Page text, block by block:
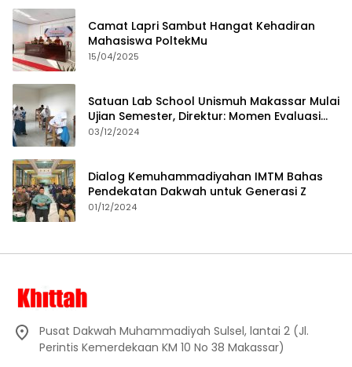
Camat Lapri Sambut Hangat Kehadiran
Mahasiswa PoltekMu
15/04/2025
Satuan Lab School Unismuh Makassar Mulai
Ujian Semester, Direktur: Momen Evaluasi
Proses Pembelajaran
03/12/2024
Dialog Kemuhammadiyahan IMTM Bahas
Pendekatan Dakwah untuk Generasi Z
01/12/2024
Pusat Dakwah Muhammadiyah Sulsel, lantai 2 (Jl.
Perintis Kemerdekaan KM 10 No 38 Makassar)